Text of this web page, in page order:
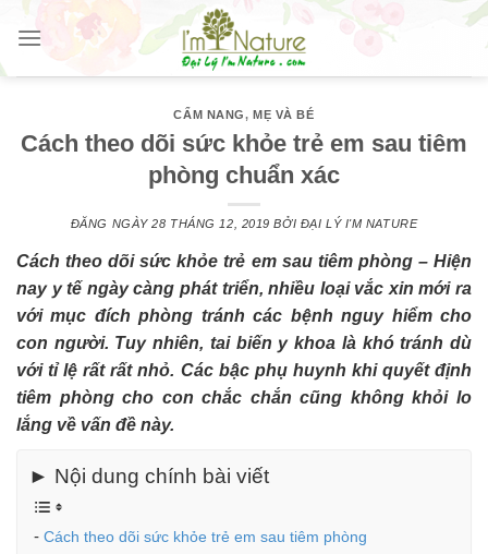
Skip
content
CẨM NANG,MẸ VÀ BÉ
Cách theo dõi sức khỏe trẻ em sau tiêm
phòng chuẩn xác
ĐĂNG NGÀY28 THÁNG 12, 2019 BỞI ĐẠI LÝ I'M NATURE
Cách theo dõi sức khỏe trẻ em sau tiêm phòng – Hiện
nay y tế ngày càng phát triển, nhiều loại vắc xin mới ra
với mục đích phòng tránh các bệnh nguy hiểm cho
con người. Tuy nhiên, tai biến y khoa là khó tránh dù
với tỉ lệ rất rất nhỏ. Các bậc phụ huynh khi quyết định
tiêm phòng cho con chắc chắn cũng không khỏi lo
lắng về vấn đề này.
► Nội dung chính bài viết
Cách theo dõi sức khỏe trẻ em sau tiêm phòng